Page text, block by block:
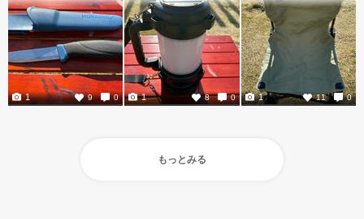
9 0
1 8 0
1 11 0
1
もっとみる